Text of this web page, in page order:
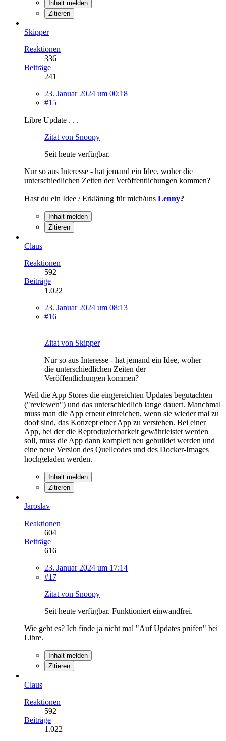
Inhalt melden
Zitieren
Skipper
Reaktionen
336
Beiträge
241
23. Januar 2024 um 00:18
#15
Libre Update . . .
Zitat von Snoopy
Seit heute verfügbar.
Nur so aus Interesse - hat jemand ein Idee, woher die
unterschiedlichen Zeiten der Veröffentlichungen kommen?
Hast du ein Idee / Erklärung für mich/uns Lenny?
Inhalt melden
Zitieren
Claus
Reaktionen
592
Beiträge
1.022
23. Januar 2024 um 08:13
#16
Zitat von Skipper
Nur so aus Interesse - hat jemand ein Idee, woher
die unterschiedlichen Zeiten der
Veröffentlichungen kommen?
Weil die App Stores die eingereichten Updates begutachten
("reviewen") und das unterschiedlich lange dauert. Manchmal
muss man die App erneut einreichen, wenn sie wieder mal zu
doof sind, das Konzept einer App zu verstehen. Bei einer
App, bei der die Reproduzierbarkeit gewährleistet werden
soll, muss die App dann komplett neu gebuildet werden und
eine neue Version des Quellcodes und des Docker-Images
hochgeladen werden.
Inhalt melden
Zitieren
Jaroslav
Reaktionen
604
Beiträge
616
23. Januar 2024 um 17:14
#17
Zitat von Snoopy
Seit heute verfügbar. Funktioniert einwandfrei.
Wie geht es? Ich finde ja nicht mal "Auf Updates prüfen" bei
Libre.
Inhalt melden
Zitieren
Claus
Reaktionen
592
Beiträge
1.022